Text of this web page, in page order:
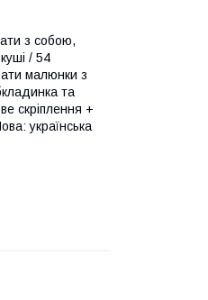
з собою,
/ 54
малюнки з
та
скріплення +
українська